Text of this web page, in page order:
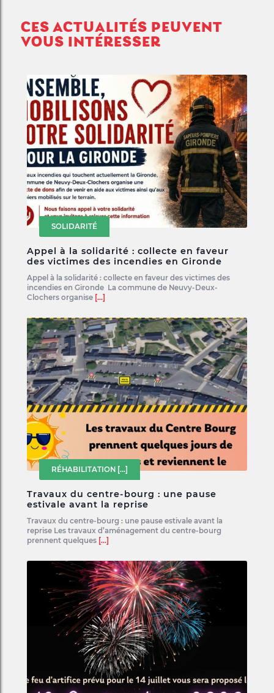
CES ACTUALITÉS PEUVENT
VOUS INTÉRESSER
SOLIDARITÉ
Appel à la solidarité : collecte en faveur
des victimes des incendies en Gironde
Appel à la solidarité : collecte en faveur des victimes des
incendies en Gironde La commune de Neuvy-Deux-
Clochers organise [...]
RÉHABILITATION [...]
Travaux du centre-bourg : une pause
estivale avant la reprise
Travaux du centre-bourg : une pause estivale avant la
reprise Les travaux d’aménagement du centre-bourg
prennent quelques [...]